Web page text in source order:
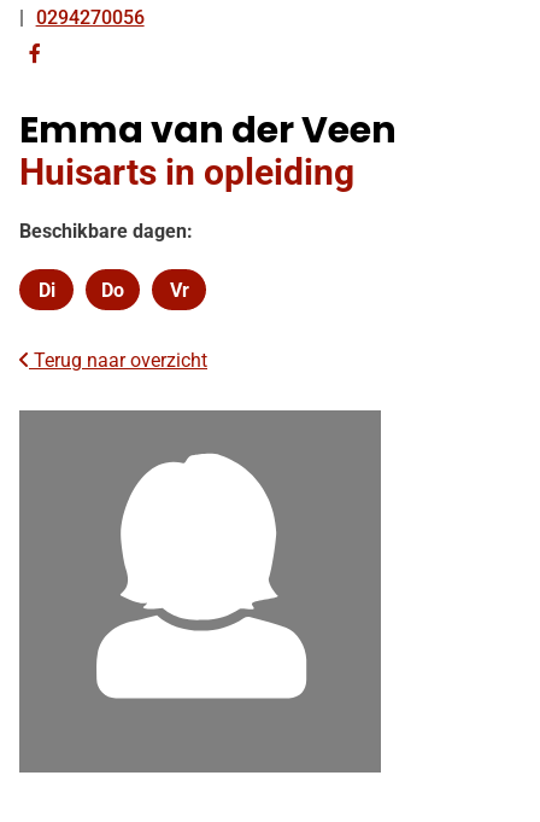
Tel:
0294270056
facebook
pagina
Emma van der Veen
Huisarts in opleiding
Beschikbare dagen:
Dinsdag
Di Donderdag
Do Vrijdag
Vr
Terug naar overzicht